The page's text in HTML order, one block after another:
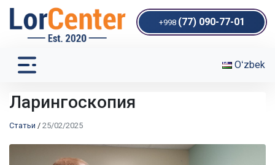
+998 (77) 090-77-01
Oʻzbek
Ларингоскопия
Статьи / 25/02/2025